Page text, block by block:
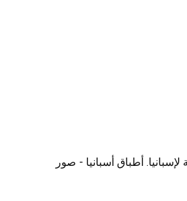
لإسبانيا. أطباق أسبانيا - صور